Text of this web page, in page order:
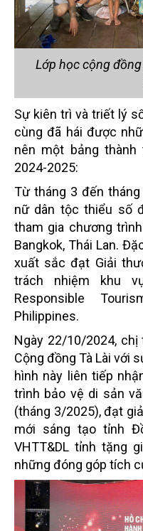
Lớp học cộng
Sự kiên trì và triết lý
cùng đã hái được
nên một bảng
2024-2025:
Từ tháng 3 đến
nữ dân tộc thiểu số
tham gia chương
Bangkok, Thái Lan.
xuất sắc đạt Giải
trách nhiệm khu
Responsible
Philippines.
Ngày 22/10/2024,
Cộng đồng Tà Lài với
hình này liên tiếp
trình bảo vệ di sản
(tháng 3/2025), đạt
mới sáng tạo tỉnh
VHTT&DL tỉnh tặng
những đóng góp tích